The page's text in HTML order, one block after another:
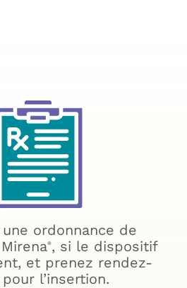
ordonnance de
®, si le dispositif
et prenez rendez-
l’insertion.